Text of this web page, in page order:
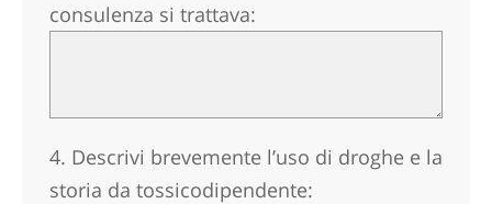
consulenza si trattava:
4. Descrivi brevemente l’uso di droghe e la
storia da tossicodipendente: